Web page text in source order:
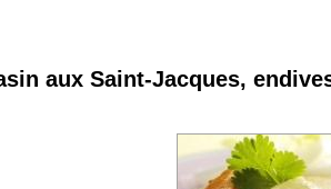
aux Saint-Jacques,